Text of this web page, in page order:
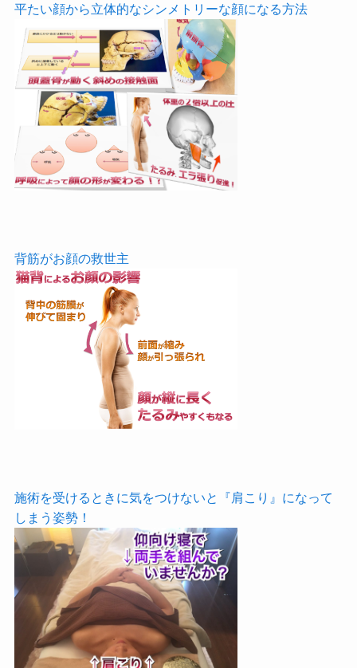
平たい顔から立体的なシンメトリーな顔になる方法
背筋がお顔の救世主
施術を受けるときに気をつけないと『肩こり』になって
しまう姿勢！